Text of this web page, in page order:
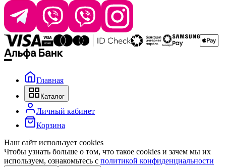
Время работы: пн–чт 9:00–17:30, пт 9:00–17:00
Главная
Каталог
Личный кабинет
Корзина
Наш сайт использует cookies
Чтобы узнать больше о том, что такое cookies и зачем мы их
используем, ознакомьтесь с политикой конфиденциальности